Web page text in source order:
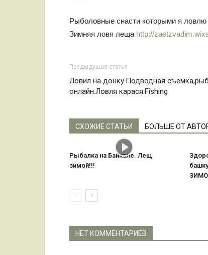
Рыболовные снасти которыми я ловлю
Зимняя ловя леща http://
Предыдущая статья
Ловил на донку.Подводная
онлайн.Ловля карася.Fishing
СХОЖИЕ СТАТЬИ БОЛЬШЕ ОТ
Рыбалка на Байкале. Лещ
зимой!!!
НЕТ КОММЕНТАРИЕВ